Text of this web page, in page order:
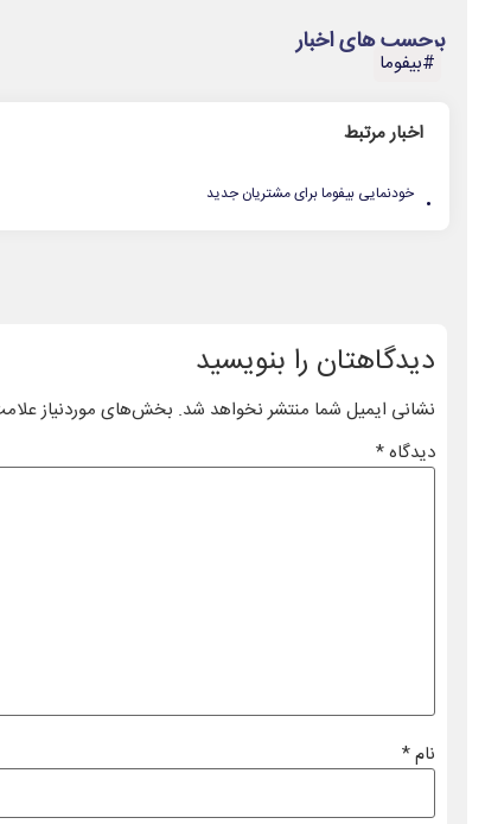
برچسب های اخبار
#بیفوما
اخبار مرتبط
. خودنمایی بیفوما برای مشتریان جدید
دیدگاهتان را بنویسید
نشانی ایمیل شما منتشر نخواهد شد. بخش‌های موردنیاز
دیدگاه*
نام*